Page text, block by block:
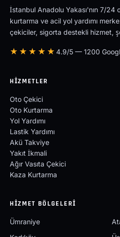
İstanbul Anadolu Yakası'nın 7/24
kurtarma ve acil yol yardımı
çekiciler, sigorta destekli hizmet,
★★★★★ 4.9/5 — 1200
HIZMETLER
Oto Çekici
Oto Kurtarma
Yol Yardımı
Lastik Yardımı
Akü Takviye
Yakıt İkmali
Ağır Vasıta Çekici
Kaza Kurtarma
HIZMET BÖLGELERI
Ümraniye